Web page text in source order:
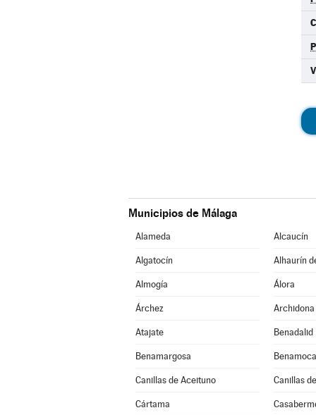
Municipios de Málaga
Alameda Alcaucín
Algatocín Alhaurín
Almogía Álora
Árchez Archidona
Atajate Benadalid
Benamargosa
Canillas de Aceituno Canillas
Cártama